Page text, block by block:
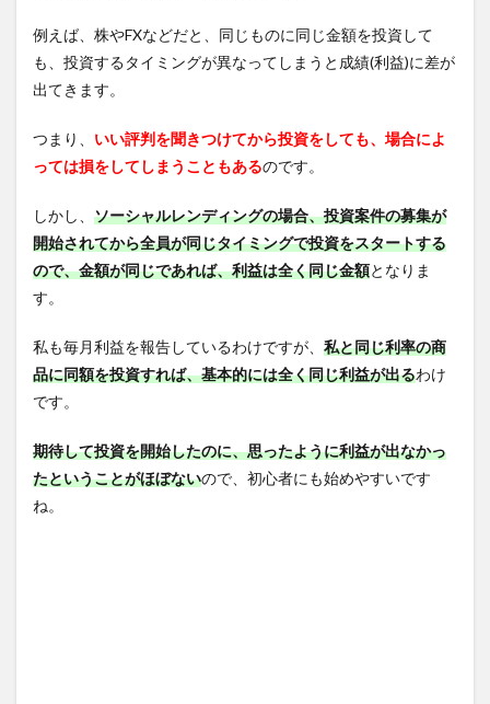
例えば、株やFXなどだと、同じものに同じ金額を投資して
も、投資するタイミングが異なってしまうと成績(利益)に差が
出てきます。
つまり、 いい評判を聞きつけてから投資をしても、場合によ
っては損をしてしまうこともあるのです。
しかし、 ソーシャルレンディングの場合、投資案件の募集が
開始されてから全員が同じタイミングで投資をスタートする
ので、金額が同じであれば、利益は全く同じ金額となりま
す。
私も毎月利益を報告しているわけですが、 私と同じ利率の商
品に同額を投資すれば、基本的には全く同じ利益が出るわけ
です。
期待して投資を開始したのに、思ったように利益が出なかっ
たということがほぼないので、初心者にも始めやすいです
ね。